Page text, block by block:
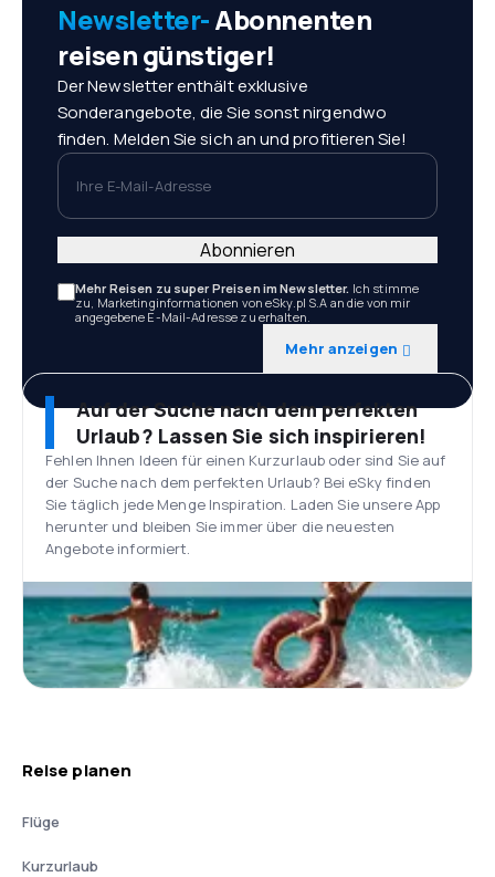
Newsletter-Abonnenten
reisen günstiger!
Der Newsletter enthält exklusive
Sonderangebote, die Sie sonst nirgendwo
finden. Melden Sie sich an und profitieren Sie!
Ihre E-Mail-Adresse
Mehr Reisen zu super Preisen im Newsletter. Ich stimme
zu, Marketinginformationen von eSky.pl S.A an die von mir
angegebene E-Mail-Adresse zu erhalten.
Mehr anzeigen
Abonnieren
Auf der Suche nach dem perfekten
Urlaub? Lassen Sie sich inspirieren!
Fehlen Ihnen Ideen für einen Kurzurlaub oder sind Sie auf
der Suche nach dem perfekten Urlaub? Bei eSky finden
Sie täglich jede Menge Inspiration. Laden Sie unsere App
herunter und bleiben Sie immer über die neuesten
Angebote informiert.
Reise planen
Flüge
Kurzurlaub